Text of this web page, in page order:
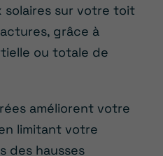
solaires sur votre toit
grâce à
ou totale de
améliorent votre
limitant votre
des hausses